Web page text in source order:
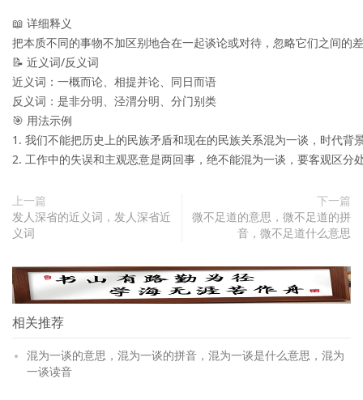
📖 详细释义
把本质不同的事物不加区别地合在一起谈论或对待，忽略它们之间的
📝 近义词/反义词
近义词：一概而论、相提并论、同日而语
反义词：是非分明、泾渭分明、分门别类
🎯 用法示例
1. 我们不能把历史上的民族矛盾和现在的民族关系混为一谈，时代背
2. 工作中的失误和主观恶意是两回事，绝不能混为一谈，要客观区分
上一篇
发人深省的近义词，发人深省近
义词
下一篇
微不足道的意思，微不足道的拼
音，微不足道什么意思
相关推荐
混为一谈的意思，混为一谈的拼音，混为一谈是什么意思，混为
一谈读音